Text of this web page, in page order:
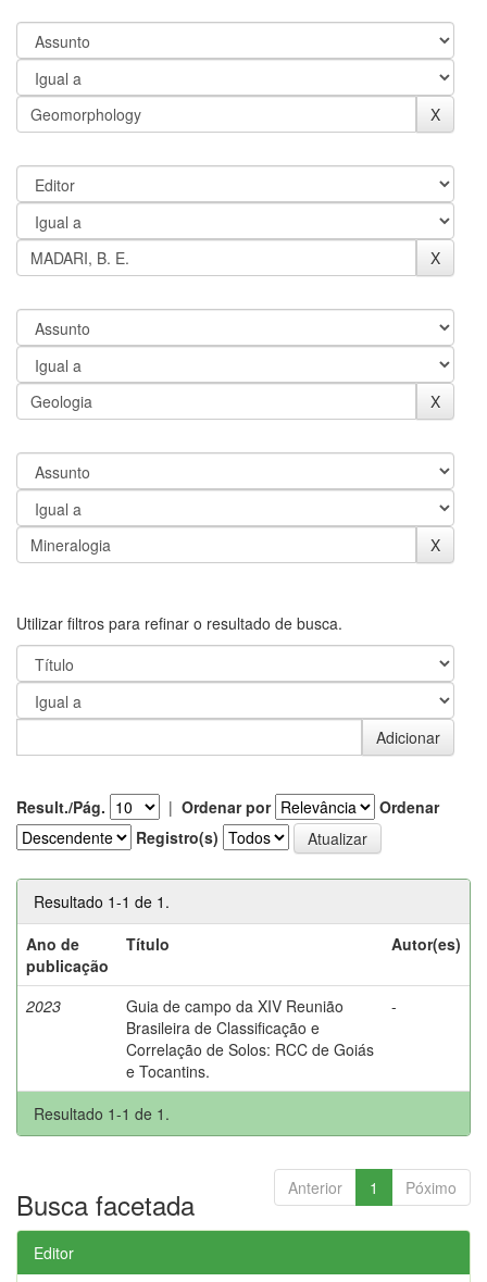
Utilizar filtros para refinar o resultado de busca.
Result./Pág. | Ordenar por
Ordenar
Registro(s)
Resultado 1-1 de 1.
Ano de
publicação
Título Autor(es)
2023
Guia de campo da XIV Reunião
Brasileira de Classificação e
Correlação de Solos: RCC de Goiás
e Tocantins.
-
Resultado 1-1 de 1.
Anterior 1 Póximo
Busca facetada
Editor